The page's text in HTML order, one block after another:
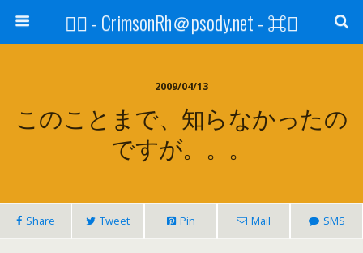
⌘ - CrimsonRh＠psody.net - ⌘
2009/04/13
このことまで、知らなかったの
ですが。。。
Share Tweet Pin Mail SMS